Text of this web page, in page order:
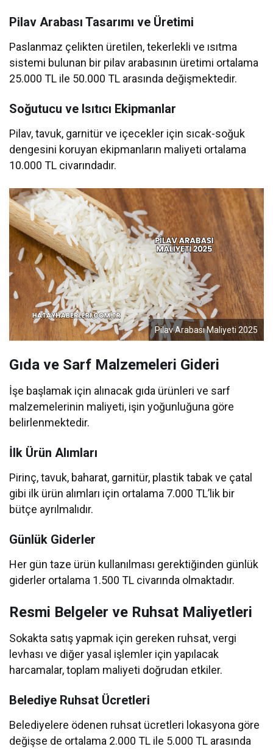
Pilav Arabası Tasarımı ve Üretimi
Paslanmaz çelikten üretilen, tekerlekli ve ısıtma
sistemi bulunan bir pilav arabasının üretimi ortalama
25.000 TL ile 50.000 TL arasında değişmektedir.
Soğutucu ve Isıtıcı Ekipmanlar
Pilav, tavuk, garnitür ve içecekler için sıcak-soğuk
dengesini koruyan ekipmanların maliyeti ortalama
10.000 TL civarındadır.
Pilav Arabası Maliyeti 2025
Gıda ve Sarf Malzemeleri Gideri
İşe başlamak için alınacak gıda ürünleri ve sarf
malzemelerinin maliyeti, işin yoğunluğuna göre
belirlenmektedir.
İlk Ürün Alımları
Pirinç, tavuk, baharat, garnitür, plastik tabak ve çatal
gibi ilk ürün alımları için ortalama 7.000 TL’lik bir
bütçe ayrılmalıdır.
Günlük Giderler
Her gün taze ürün kullanılması gerektiğinden günlük
giderler ortalama 1.500 TL civarında olmaktadır.
Resmi Belgeler ve Ruhsat Maliyetleri
Sokakta satış yapmak için gereken ruhsat, vergi
levhası ve diğer yasal işlemler için yapılacak
harcamalar, toplam maliyeti doğrudan etkiler.
Belediye Ruhsat Ücretleri
Belediyelere ödenen ruhsat ücretleri lokasyona göre
değişse de ortalama 2.000 TL ile 5.000 TL arasında